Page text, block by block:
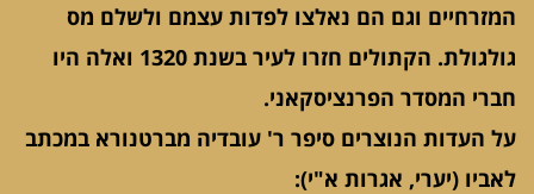
המזרחיים וגם הם נאלצו לפדות עצמם ולשלם מס
גולגולת. הקתולים חזרו לעיר בשנת 1320 ואלה היו
חברי המסדר הפרנציסקאני.
על העדות הנוצרים סיפר ר' עובדיה מברטנורא במכתב
לאביו (יערי, אגרות א"י):